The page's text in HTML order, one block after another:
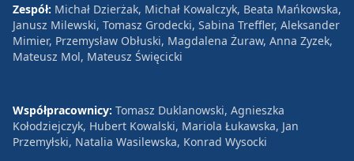
Zespół: Michał Dzierżak, Michał Kowalczyk, Beata Mańkowska,
Janusz Milewski, Tomasz Grodecki, Sabina Treffler, Aleksander
Mimier, Przemysław Obłuski, Magdalena Żuraw, Anna Zyzek,
Mateusz Mol, Mateusz Święcicki
Współpracownicy: Tomasz Duklanowski, Agnieszka
Kołodziejczyk, Hubert Kowalski, Mariola Łukawska, Jan
Przemyłski, Natalia Wasilewska, Konrad Wysocki